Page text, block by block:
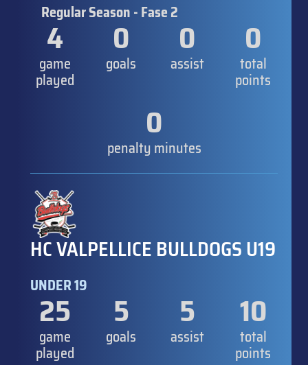
Regular Season - Fase 2
4
game
played
0
goals
0
assist
0
total
points
0
penalty minutes
HC VALPELLICE BULLDOGS U19
UNDER 19
25
game
played
5
goals
5
assist
10
total
points